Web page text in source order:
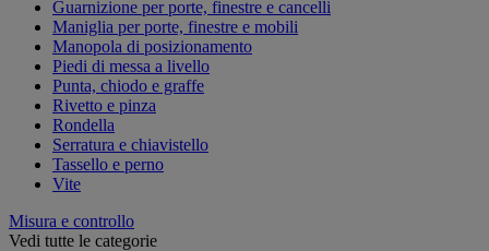
Guarnizione per porte, finestre e cancelli
Maniglia per porte, finestre e mobili
Manopola di posizionamento
Piedi di messa a livello
Punta, chiodo e graffe
Rivetto e pinza
Rondella
Serratura e chiavistello
Tassello e perno
Vite
Misura e controllo
Vedi tutte le categorie